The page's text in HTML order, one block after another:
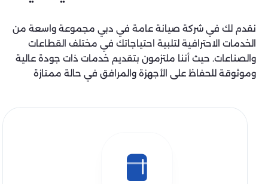
نقدم لك في شركة صيانة عامة في دبي مجموعة واسعة من
الخدمات الاحترافية لتلبية احتياجاتك في مختلف القطاعات
والصناعات. حيث أننا ملتزمون بتقديم خدمات ذات جودة عالية
وموثوقة للحفاظ على الأجهزة والمرافق في حالة ممتازة